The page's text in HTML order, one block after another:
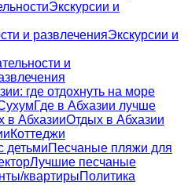
Экскурсии и
и развлеченияЭкскурсии и
и
где отдохнуть на море
Где в Абхазии лучше
в АбхазииОтдых в Абхазии
Коттеджи
детьмиПесчаные пляжи для
Лучшие песчаные
квартирыПолитика